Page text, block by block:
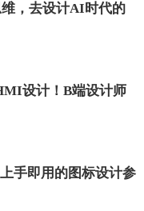
，去设计AI时代的
设计！B端设计师
手即用的图标设计参